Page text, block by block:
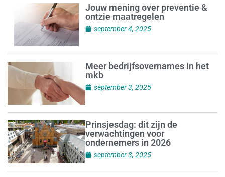
Jouw mening over preventie &
ontzie maatregelen
september 4, 2025
Meer bedrijfsovernames in het
mkb
september 3, 2025
Prinsjesdag: dit zijn de
verwachtingen voor
ondernemers in 2026
september 3, 2025